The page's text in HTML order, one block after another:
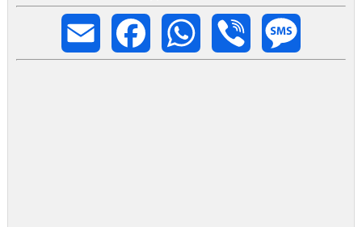
Email
Facebook WhatsApp Viber